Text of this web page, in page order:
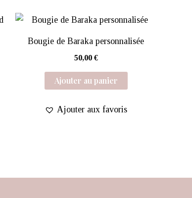
Bougie de Baraka personnalisée
50,00 €
Ajouter au panier
Ajouter aux favoris